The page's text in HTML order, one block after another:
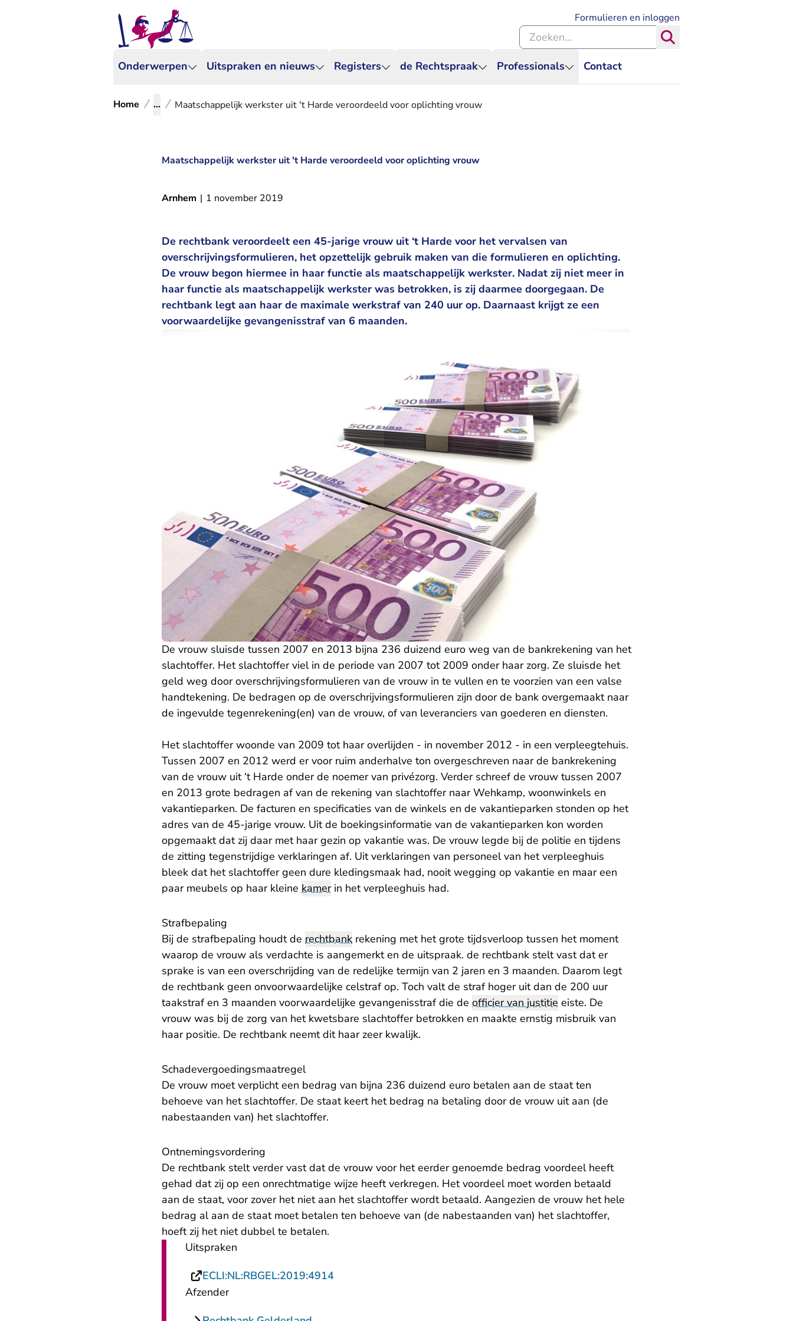
Onderwerpen Uitspraken en nieuws Registers de Rechtspraak Professionals Contact
Formulieren en inloggen
Zoeken binnen de Rechtspraak
Home ... Maatschappelijk werkster uit 't Harde veroordeeld voor oplichting vrouw
Maatschappelijk werkster uit 't Harde veroordeeld voor oplichting vrouw
Arnhem | 1 november 2019
De rechtbank veroordeelt een 45-jarige vrouw uit ‘t Harde voor het vervalsen van
overschrijvingsformulieren, het opzettelijk gebruik maken van die formulieren en oplichting.
De vrouw begon hiermee in haar functie als maatschappelijk werkster. Nadat zij niet meer in
haar functie als maatschappelijk werkster was betrokken, is zij daarmee doorgegaan. De
rechtbank legt aan haar de maximale werkstraf van 240 uur op. Daarnaast krijgt ze een
voorwaardelijke gevangenisstraf van 6 maanden.
De vrouw sluisde tussen 2007 en 2013 bijna 236 duizend euro weg van de bankrekening van het
slachtoffer. Het slachtoffer viel in de periode van 2007 tot 2009 onder haar zorg. Ze sluisde het
geld weg door overschrijvingsformulieren van de vrouw in te vullen en te voorzien van een valse
handtekening. De bedragen op de overschrijvingsformulieren zijn door de bank overgemaakt naar
de ingevulde tegenrekening(en) van de vrouw, of van leveranciers van goederen en diensten.
Het slachtoffer woonde van 2009 tot haar overlijden - in november 2012 - in een verpleegtehuis.
Tussen 2007 en 2012 werd er voor ruim anderhalve ton overgeschreven naar de bankrekening
van de vrouw uit ‘t Harde onder de noemer van privézorg. Verder schreef de vrouw tussen 2007
en 2013 grote bedragen af van de rekening van slachtoffer naar Wehkamp, woonwinkels en
vakantieparken. De facturen en specificaties van de winkels en de vakantieparken stonden op het
adres van de 45-jarige vrouw. Uit de boekingsinformatie van de vakantieparken kon worden
opgemaakt dat zij daar met haar gezin op vakantie was. De vrouw legde bij de politie en tijdens
de zitting tegenstrijdige verklaringen af. Uit verklaringen van personeel van het verpleeghuis
bleek dat het slachtoffer geen dure kledingsmaak had, nooit wegging op vakantie en maar een
paar meubels op haar kleine kamerin het verpleeghuis had.
Strafbepaling
Bij de strafbepaling houdt de rechtbank rekening met het grote tijdsverloop tussen het moment
waarop de vrouw als verdachte is aangemerkt en de uitspraak. de rechtbank stelt vast dat er
sprake is van een overschrijding van de redelijke termijn van 2 jaren en 3 maanden. Daarom legt
de rechtbank geen onvoorwaardelijke celstraf op. Toch valt de straf hoger uit dan de 200 uur
taakstraf en 3 maanden voorwaardelijke gevangenisstraf die de officier van justitie eiste. De
vrouw was bij de zorg van het kwetsbare slachtoffer betrokken en maakte ernstig misbruik van
haar positie. De rechtbank neemt dit haar zeer kwalijk.
Schadevergoedingsmaatregel
De vrouw moet verplicht een bedrag van bijna 236 duizend euro betalen aan de staat ten
behoeve van het slachtoffer. De staat keert het bedrag na betaling door de vrouw uit aan (de
nabestaanden van) het slachtoffer.
Ontnemingsvordering
De rechtbank stelt verder vast dat de vrouw voor het eerder genoemde bedrag voordeel heeft
gehad dat zij op een onrechtmatige wijze heeft verkregen. Het voordeel moet worden betaald
aan de staat, voor zover het niet aan het slachtoffer wordt betaald. Aangezien de vrouw het hele
bedrag al aan de staat moet betalen ten behoeve van (de nabestaanden van) het slachtoffer,
hoeft zij het niet dubbel te betalen.
Uitspraken
ECLI:NL:RBGEL:2019:4914- U verlaat Rechtspraak.nl
Afzender